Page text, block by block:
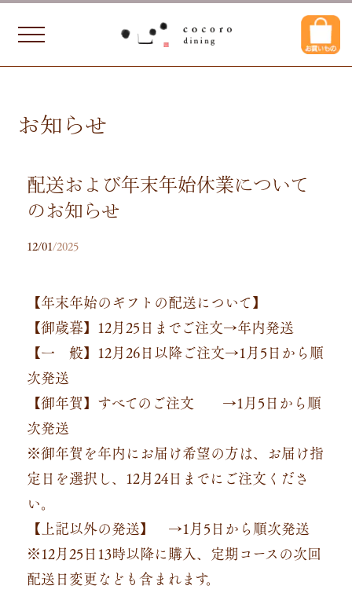
お知らせ
配送および年末年始休業について
のお知らせ
12/01/2025
【年末年始のギフトの配送について】
【御歳暮】12月25日までご注文→年内発送
【一 般】12月26日以降ご注文→1月5日から順
次発送
【御年賀】すべてのご注文 →1月5日から順
次発送
※御年賀を年内にお届け希望の方は、お届け指
定日を選択し、12月24日までにご注文くださ
い。
【上記以外の発送】 →1月5日から順次発送
※12月25日13時以降に購入、定期コースの次回
配送日変更なども含まれます。